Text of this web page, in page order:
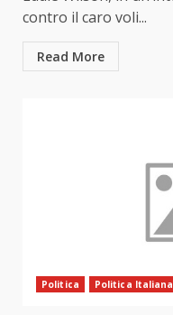
contro il caro voli...
Read More
Politica Politica Italiana